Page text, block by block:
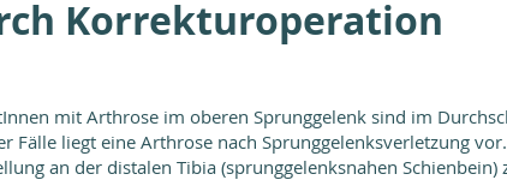
Korrekturoperation
mit Arthrose im oberen Sprunggelenk sind im
Fälle liegt eine Arthrose nach Sprunggelenksverletzung
an der distalen Tibia (sprunggelenksnahen